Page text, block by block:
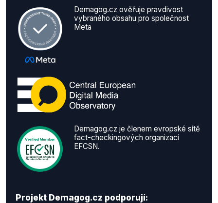
Demagog.cz ověřuje pravdivost
vybraného obsahu pro společnost
Meta
Demagog.cz je členem evropské sítě
fact-checkingových organizací
EFCSN.
Projekt Demagog.cz podporují: